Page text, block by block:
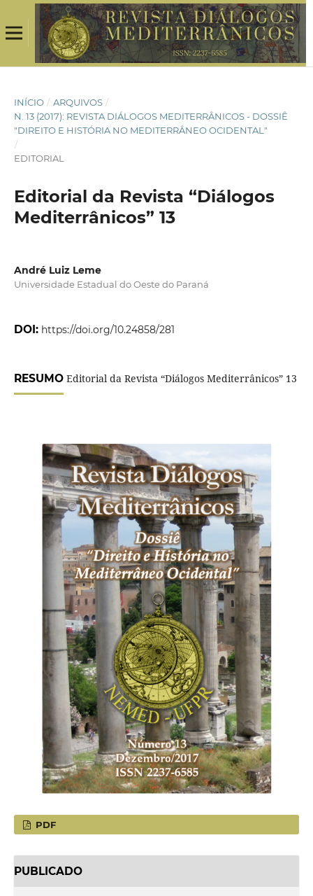
INÍCIO / ARQUIVOS /
N. 13 (2017): REVISTA DIÁLOGOS MEDITERRÂNICOS - DOSSIÊ
"DIREITO E HISTÓRIA NO MEDITERRÂNEO OCIDENTAL"
/
EDITORIAL
Editorial da Revista “Diálogos
Mediterrânicos” 13
André Luiz Leme
Universidade Estadual do Oeste do Paraná
DOI: https://doi.org/10.24858/281
RESUMOEditorial da Revista “Diálogos Mediterrânicos” 13
PDF
PUBLICADO